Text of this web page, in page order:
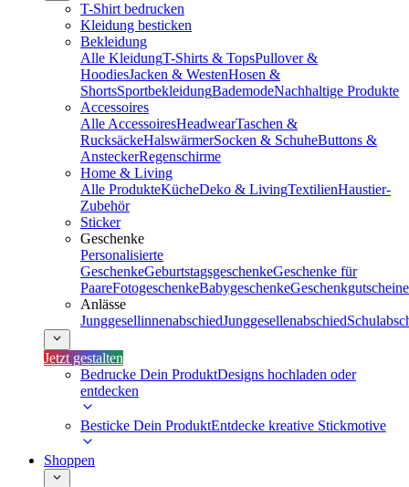
T-Shirt bedrucken
Kleidung besticken
Bekleidung
Alle KleidungT-Shirts & TopsPullover &
HoodiesJacken & WestenHosen &
ShortsSportbekleidungBademodeNachhaltige Produkte
Accessoires
Alle AccessoiresHeadwearTaschen &
RucksäckeHalswärmerSocken & SchuheButtons &
AnsteckerRegenschirme
Home & Living
Alle ProdukteKücheDeko & LivingTextilienHaustier-
Zubehör
Sticker
Geschenke
Personalisierte
GeschenkeGeburtstagsgeschenkeGeschenke für
PaareFotogeschenkeBabygeschenkeGeschenkgutscheine
Anlässe
JunggesellinnenabschiedJunggesellenabschied
Jetzt gestalten
Bedrucke Dein ProduktDesigns hochladen oder
entdecken
Besticke Dein ProduktEntdecke kreative Stickmotive
Shoppen